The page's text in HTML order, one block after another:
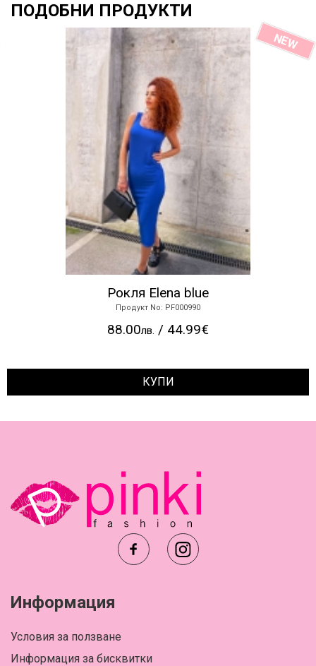
ПОДОБНИ ПРОДУКТИ
N
E
W
P
R
O
M
O
Рокля Elena blue
Продукт No: PF000990
88.00лв. / 44.99€
КУПИ
Информация
Условия за ползване
Информация за бисквитки